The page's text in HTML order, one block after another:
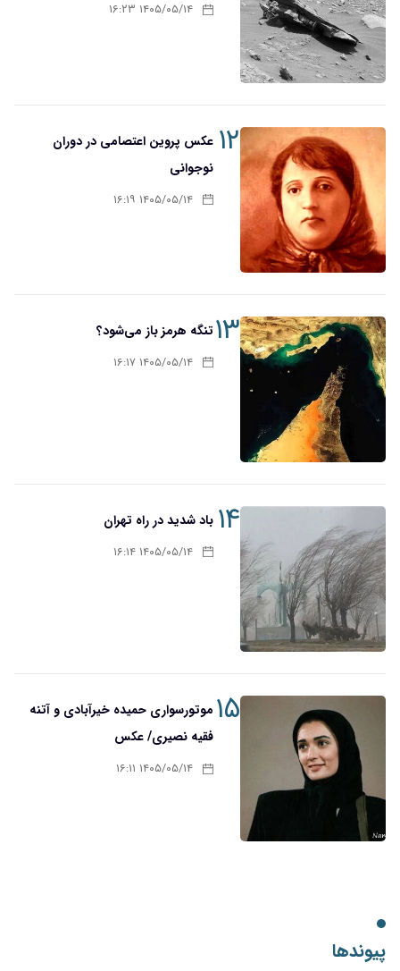
۱۴۰۵/۰۵/۱۴ ۱۶:۲۳
۱۲ عکس پروین اعتصامی در دوران
نوجوانی
۱۴۰۵/۰۵/۱۴ ۱۶:۱۹
۱۳تنگه هرمز باز می‌شود؟
۱۴۰۵/۰۵/۱۴ ۱۶:۱۷
۱۴ باد شدید در راه تهران
۱۴۰۵/۰۵/۱۴ ۱۶:۱۴
۱۵ موتورسواری حمیده خیرآبادی و آتنه
فقیه نصیری/ عکس
۱۴۰۵/۰۵/۱۴ ۱۶:۱۱
پیوندها